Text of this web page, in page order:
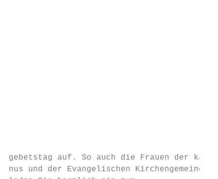
gebetstag auf. So auch die Frauen der
nus und der Evangelischen Kirchengemeinde